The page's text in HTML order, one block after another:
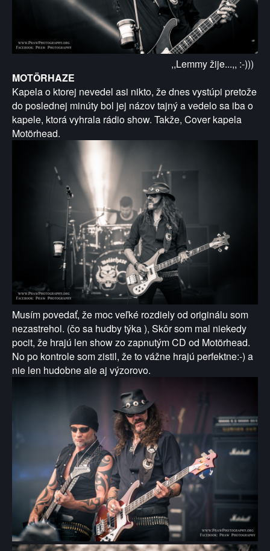
,,Lemmy žije...,, :-)))
MOTÖRHAZE
Kapela o ktorej nevedel asi nikto, že dnes vystúpi pretože
do poslednej minúty bol jej názov tajný a vedelo sa iba o
kapele, ktorá vyhrala rádio show. Takže, Cover kapela
Motörhead.
Musím povedať, že moc veľké rozdiely od originálu som
nezastrehol. (čo sa hudby týka ), Skôr som mal niekedy
pocit, že hrajú len show zo zapnutým CD od Motörhead.
No po kontrole som zistil, že to vážne hrajú perfektne:-) a
nie len hudobne ale aj výzorovo.